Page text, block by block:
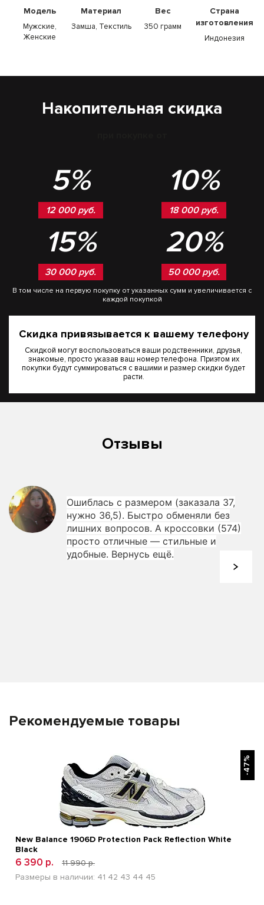
Модель
Мужские,
Женские
Материал
Замша, Текстиль
Вес
350 грамм
Страна
изготовления
Индонезия
Накопительная скидка
5%
12 000 руб.
10%
18 000 руб.
15%
30 000 руб.
20%
50 000 руб.
В том числе на первую покупку от указанных сумм и увеличивается с
каждой покупкой
Скидка привязывается к вашему телефону
Скидкой могут воспользоваться ваши родственники, друзья,
знакомые, просто указав ваш номер телефона. Приэтом их
покупки будут суммироваться с вашими и размер скидки будет
расти.
Отзывы
Ошиблась с размером (заказала 37,
нужно 36,5). Быстро обменяли без
лишних вопросов. А кроссовки (574)
просто отличные — стильные и
удобные. Вернусь ещё.
Рекомендуемые товары
-47%
New Balance 1906D Protection Pack Reflection White
Black
6 390 р.
11 990 р.
Размеры в наличии: 41 42 43 44 45